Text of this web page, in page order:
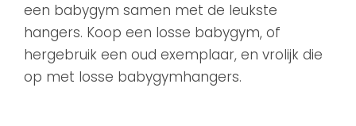
een babygym samen met de leukste
hangers. Koop een losse babygym, of
hergebruik een oud exemplaar, en vrolijk die
op met losse babygymhangers.